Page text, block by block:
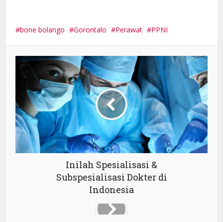
bone bolango Gorontalo Perawat PPNI
Inilah Spesialisasi &
Subspesialisasi Dokter di
Indonesia